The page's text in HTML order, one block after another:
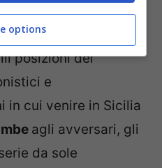
gli anni in cui le
isolane si
posizioni dei
e
in cui venire in Sicilia
agli avversari, gli
da sole
options